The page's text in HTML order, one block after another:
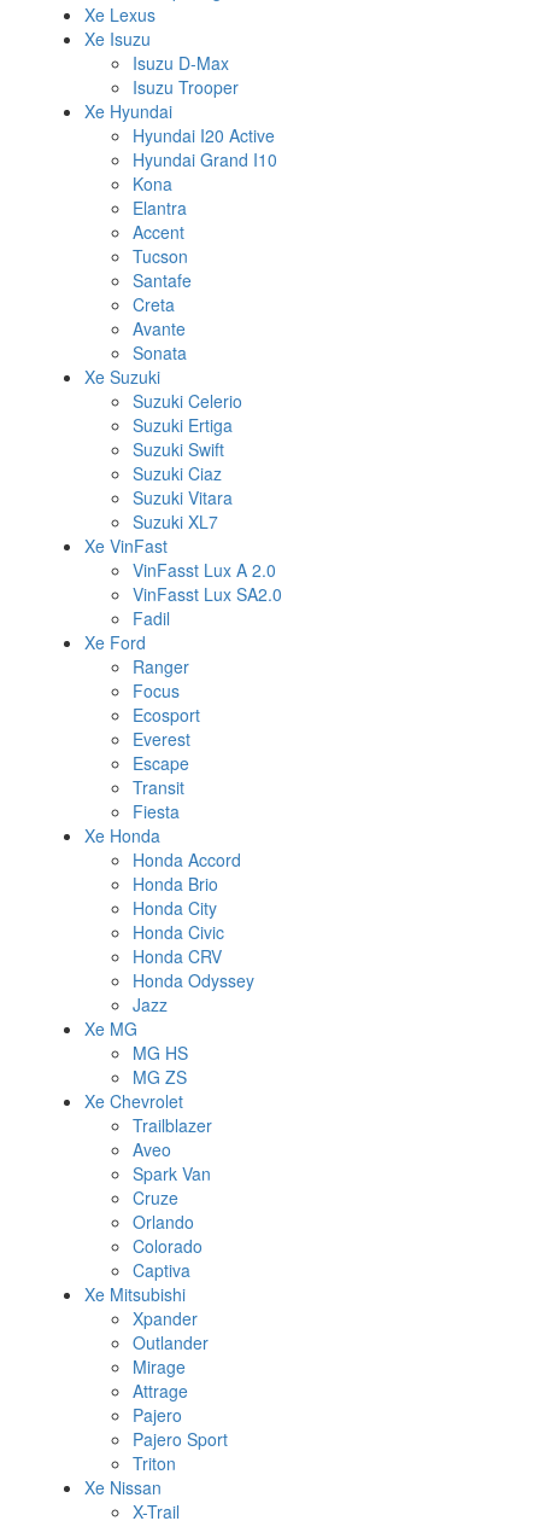
Xe Lexus
Xe Isuzu
Isuzu D-Max
Isuzu Trooper
Xe Hyundai
Hyundai I20 Active
Hyundai Grand I10
Kona
Elantra
Accent
Tucson
Santafe
Creta
Avante
Sonata
Xe Suzuki
Suzuki Celerio
Suzuki Ertiga
Suzuki Swift
Suzuki Ciaz
Suzuki Vitara
Suzuki XL7
Xe VinFast
VinFasst Lux A 2.0
VinFasst Lux SA2.0
Fadil
Xe Ford
Ranger
Focus
Ecosport
Everest
Escape
Transit
Fiesta
Xe Honda
Honda Accord
Honda Brio
Honda City
Honda Civic
Honda CRV
Honda Odyssey
Jazz
Xe MG
MG HS
MG ZS
Xe Chevrolet
Trailblazer
Aveo
Spark Van
Cruze
Orlando
Colorado
Captiva
Xe Mitsubishi
Xpander
Outlander
Mirage
Attrage
Pajero
Pajero Sport
Triton
Xe Nissan
X-Trail